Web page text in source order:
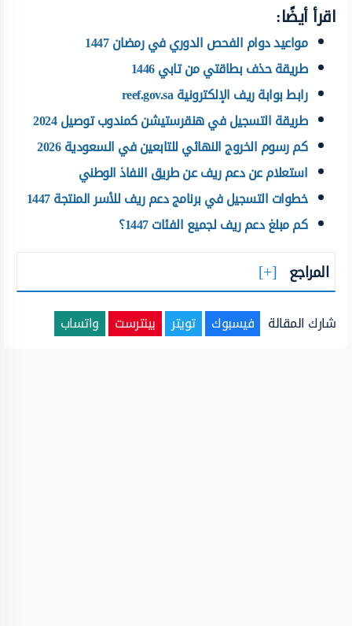
اقرأ أيضًا:
مواعيد دوام الفحص الدوري في رمضان 1447
طريقة حذف بطاقتي من تابي 1446
رابط بوابة ريف الإلكترونية reef.gov.sa
طريقة التسجيل في هنقرستيشن كمندوب توصيل 2024
كم رسوم الخروج النهائي للتابعين في السعودية 2026
استعلام عن دعم ريف عن طريق النفاذ الوطني
خطوات التسجيل في برنامج دعم ريف للأسر المنتجة 1447
كم مبلغ دعم ريف لجميع الفئات 1447؟
المراجع
شارك المقالة فيسبوك تويتر بينترست واتساب